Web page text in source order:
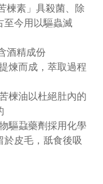
楝素」具殺菌、除
至今用以驅蟲滅
酒精成份
煉而成，萃取過程
楝油以杜絕肚內的
驅蝨藥劑採用化學
皮毛，舐食後吸